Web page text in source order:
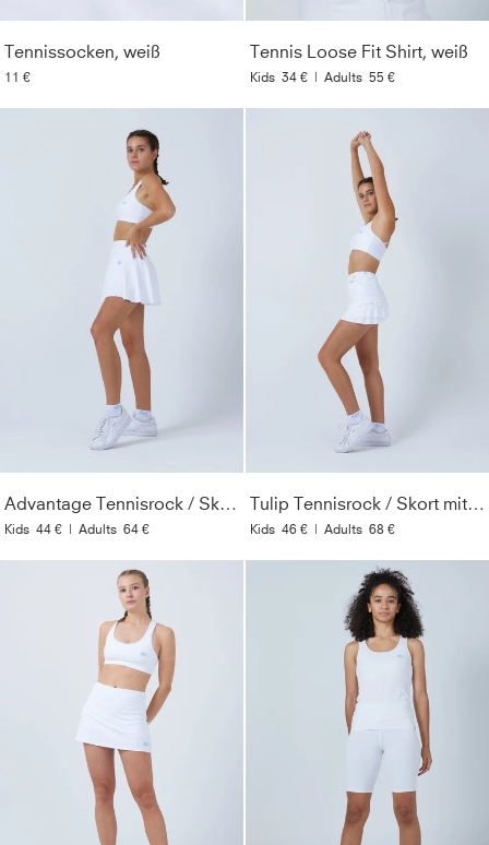
Tennissocken, weiß
11 €
Tennis Loose Fit Shirt, weiß
Kids 34 € | Adults 55 €
Advantage Tennisrock / Skort mit Ballhalter, weiß
Kids 44 € | Adults 64 €
Tulip Tennisrock / Skort mit Taschen, weiß
Kids 46 € | Adults 68 €